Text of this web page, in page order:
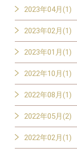
2023年04月(1)
2023年02月(1)
2023年01月(1)
2022年10月(1)
2022年08月(1)
2022年05月(2)
2022年02月(1)